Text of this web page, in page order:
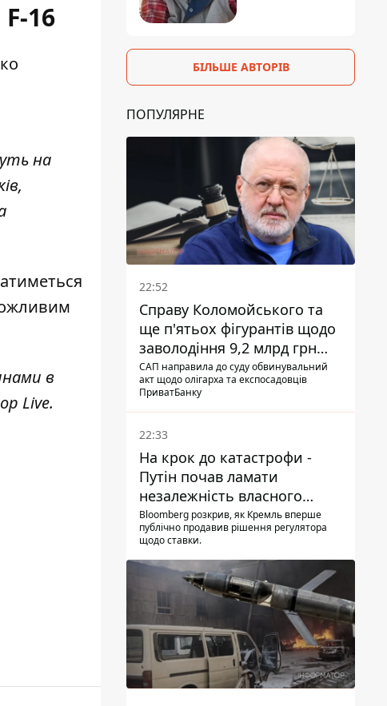
16
на
в
Live.
БІЛЬШЕ АВТОРІВ
ПОПУЛЯРНЕ
22:52
Справу Коломойського та
ще п'ятьох фігурантів щодо
заволодіння 9,2 млрд грн
ПриватБанку скерували до
суду
САП направила до суду обвинувальний
акт щодо олігарха та експосадовців
ПриватБанку
22:33
На крок до катастрофи -
Путін почав ламати
незалежність власного
Центробанку, змусивши
знизити базову ставку
Bloomberg розкрив, як Кремль вперше
публічно продавив рішення регулятора
щодо ставки.